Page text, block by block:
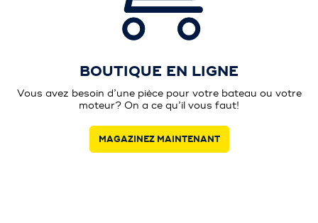
BOUTIQUE EN LIGNE
Vous avez besoin d’une pièce pour votre bateau ou votre
moteur? On a ce qu’il vous faut!
MAGAZINEZ MAINTENANT